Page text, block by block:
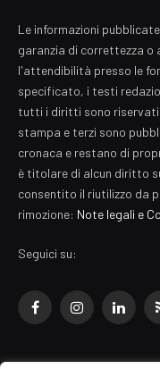
Le informazioni
garanzia di correttezza
l'attendibilità presso le
specificato, i testi
tutti i diritti sono
stampa e terzi sono
cronaca e restano di
è titolare di alcun diritto
consentito il riutilizzo da
rimozione: Note legali e
Seguici su:
FacebookInstagram